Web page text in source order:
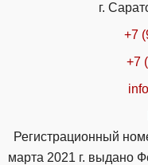
г.
+7
+7
Регистрационный
марта 2021 г. выдано